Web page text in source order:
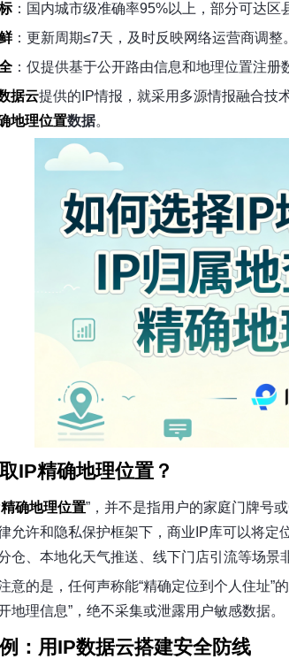
：国内城市级准确率95%以上，部分可达区
：更新周期≤7天，及时反映网络运营商调整。
：仅提供基于公开路由信息和地理位置注册
据云提供的IP情报，就采用多源情报融合技
地理位置数据。
IP精确地理位置？
精确地理位置”，并不是指用户的家庭门牌号
允许和隐私保护框架下，商业IP库可以将
仓、本地化天气推送、线下门店引流等场景
意的是，任何声称能“精确定位到个人住址”
地理信息”，绝不采集或泄露用户敏感数据。
：用IP数据云搭建安全防线